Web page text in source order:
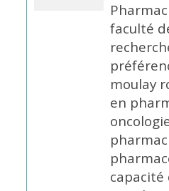
faculté
moulay
en
capacité